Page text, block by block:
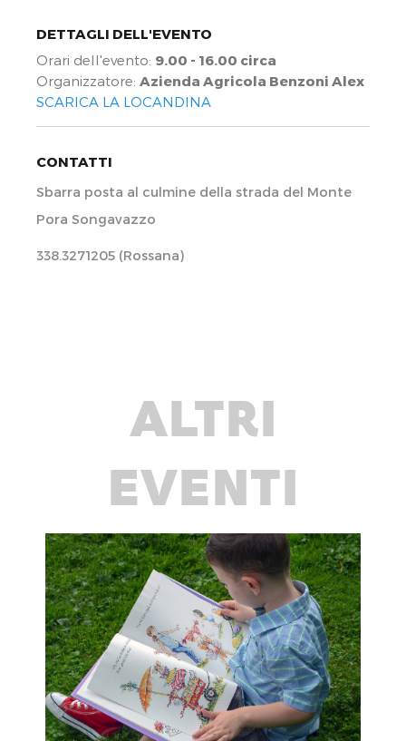
DETTAGLI DELL'EVENTO
Orari dell'evento: 9.00 - 16.00 circa
Organizzatore: Azienda Agricola Benzoni Alex
SCARICA LA LOCANDINA
CONTATTI
Sbarra posta al culmine della strada del Monte
Pora Songavazzo
338.3271205 (Rossana)
ALTRI
EVENTI